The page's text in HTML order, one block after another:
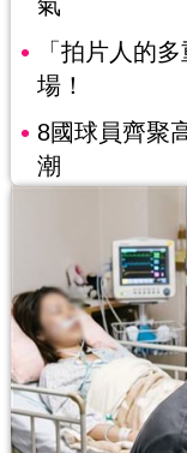
「拍片人的
場！
8國球員齊聚
潮